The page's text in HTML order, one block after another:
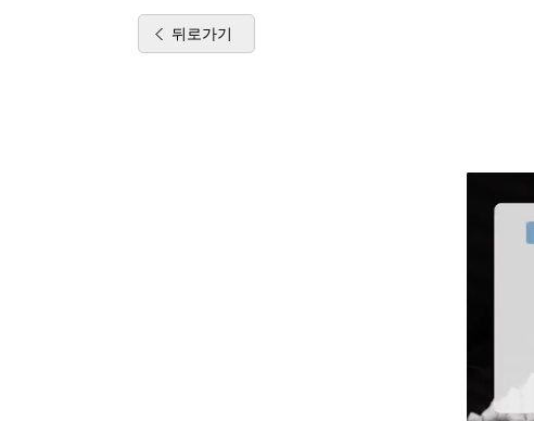
뒤로가기